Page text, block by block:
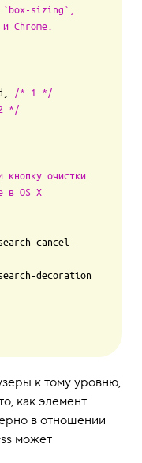
Chrome.
/* 1 */
*/
в OS X
cancel-
decoration
к тому уровню,
как элемент
в отношении
может